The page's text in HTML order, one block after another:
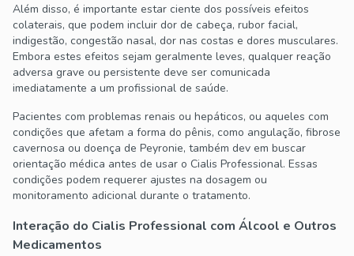
Além disso, é importante estar ciente dos possíveis efeitos
colaterais, que podem incluir dor de cabeça, rubor facial,
indigestão, congestão nasal, dor nas costas e dores musculares.
Embora estes efeitos sejam geralmente leves, qualquer reação
adversa grave ou persistente deve ser comunicada
imediatamente a um profissional de saúde.
Pacientes com problemas renais ou hepáticos, ou aqueles com
condições que afetam a forma do pênis, como angulação, fibrose
cavernosa ou doença de Peyronie, também dev em buscar
orientação médica antes de usar o Cialis Professional. Essas
condições podem requerer ajustes na dosagem ou
monitoramento adicional durante o tratamento.
Interação do Cialis Professional com Álcool e Outros
Medicamentos